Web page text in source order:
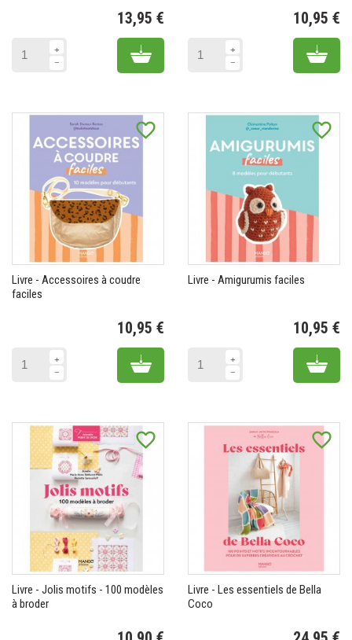
13,95 €
Add to cart
10,95 €
Add
favorite_border
Livre - Accessoires à coudre
faciles
10,95 €
Add to cart
favorite_border
Livre - Amigurumis faciles
10,95 €
Add
favorite_border
Livre - Jolis motifs - 100 modèles
à broder
favorite_border
Livre - Les essentiels de Bella
Coco